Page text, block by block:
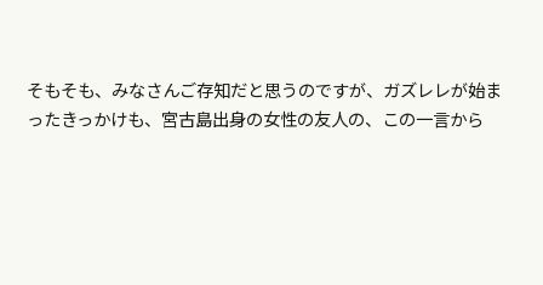
そもそも、みなさんご存知だと思うのですが、ガズレレが始ま
ったきっかけも、宮古島出身の女性の友人の、この一言から